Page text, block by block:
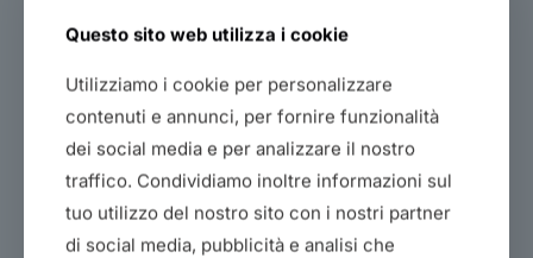
Vendere in amazon corso operativo
80,00€
Questo sito web utilizza i cookie
Utilizziamo i cookie per personalizzare
contenuti e annunci, per fornire funzionalità
dei social media e per analizzare il nostro
traffico. Condividiamo inoltre informazioni sul
tuo utilizzo del nostro sito con i nostri partner
di social media, pubblicità e analisi che